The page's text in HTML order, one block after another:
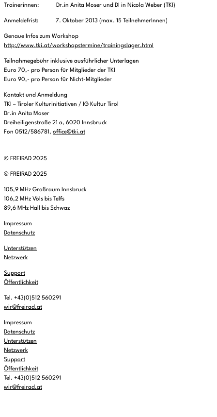
Trainerinnen: Dr.in Anita Moser und DI in Nicola Weber (TKI)
Anmeldefrist: 7. Oktober 2013 (max. 15 TeilnehmerInnen)
Genaue Infos zum Workshop
http://www.tki.at/workshopstermine/trainingslager.html
Teilnahmegebühr inklusive ausführlicher Unterlagen
Euro 70,- pro Person für Mitglieder der TKI
Euro 90,- pro Person für Nicht-Mitglieder
Kontakt und Anmeldung
TKI – Tiroler Kulturinitiativen / IG Kultur Tirol
Dr.in Anita Moser
Dreiheiligenstraße 21 a, 6020 Innsbruck
Fon 0512/586781, office@tki.at
© FREIRAD 2025
© FREIRAD 2025
105,9 MHz Großraum Innsbruck
106,2 MHz Völs bis Telfs
89,6 MHz Hall bis Schwaz
Impressum
Datenschutz
Unterstützen
Netzwerk
Support
Öffentlichkeit
Tel. +43(0)512 560291
wir@freirad.at
Impressum
Datenschutz
Unterstützen
Netzwerk
Support
Öffentlichkeit
Tel. +43(0)512 560291
wir@freirad.at